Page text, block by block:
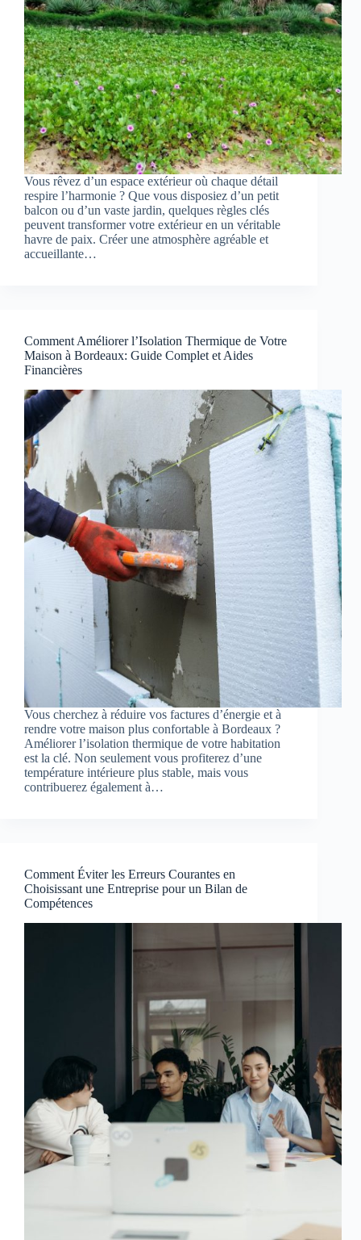
Vous rêvez d’un espace extérieur où chaque détail
respire l’harmonie ? Que vous disposiez d’un petit
balcon ou d’un vaste jardin, quelques règles clés
peuvent transformer votre extérieur en un véritable
havre de paix. Créer une atmosphère agréable et
accueillante…
Comment Améliorer l’Isolation Thermique de Votre
Maison à Bordeaux: Guide Complet et Aides
Financières
Vous cherchez à réduire vos factures d’énergie et à
rendre votre maison plus confortable à Bordeaux ?
Améliorer l’isolation thermique de votre habitation
est la clé. Non seulement vous profiterez d’une
température intérieure plus stable, mais vous
contribuerez également à…
Comment Éviter les Erreurs Courantes en
Choisissant une Entreprise pour un Bilan de
Compétences